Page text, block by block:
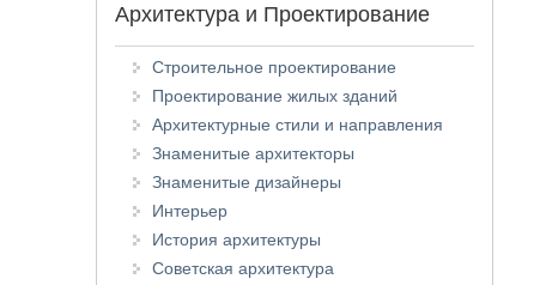
Архитектура и Проектирование
Строительное проектирование
Проектирование жилых зданий
Архитектурные стили и направления
Знаменитые архитекторы
Знаменитые дизайнеры
Интерьер
История архитектуры
Советская архитектура